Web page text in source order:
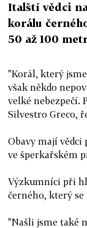
Italští vědci
korálu
50 až 100
"Korál, který
však někdo
velké nebezpečí.
Silvestro Greco,
Obavy mají
ve šperkařském
Výzkumníci při
černého, který
"Našli jsme také